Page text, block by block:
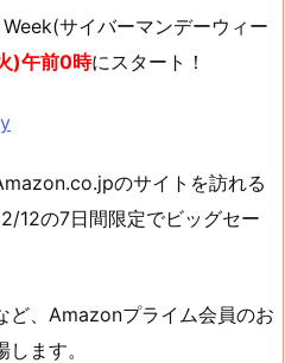
サイバーマンデーウィー
)午前0時にスタート！
のサイトを訪れる
12の7日間限定でビッグセー
ど、Amazonプライム会員のお
ます。